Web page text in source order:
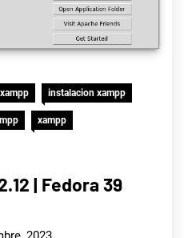
instalacion xampp
xampp
| Fedora 39